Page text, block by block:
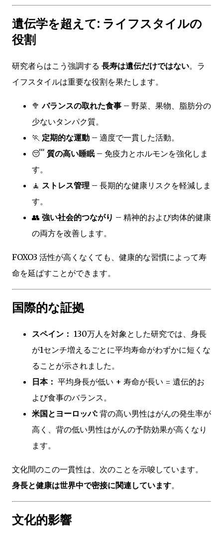
遺伝学を超えて: ライフスタイルの
役割
研究者らはこう強調する 長寿は遺伝だけではない。ラ
イフスタイルは重要な役割を果たします。
🥦バランスの取れた食事 – 野菜、果物、脂肪分の
少ないタンパク質。
🏃 定期的な運動 – 適度で一貫した活動。
😴 質の高い睡眠– 免疫力とホルモンを強化しま
す。
🧘 ストレス管理 – 長期的な健康リスクを軽減しま
す。
👥 強い社会的つながり – 精神的および肉体的健康
の両方を改善します。
FOXO3 活性が高くなくても、健康的な習慣によって寿
命を延ばすことができます。
国際的な証拠
スペイン： 130万人を対象とした研究では、身長
が1センチ増えるごとに平均寿命がわずかに短くな
ることが示されました。
日本： 平均身長が低い + 寿命が長い = 遺伝的お
よび食事のバランス。
米国とヨーロッパ: 背の高い男性はがんの発生率が
高く、背の低い男性はがんの予防効果が高くなり
ます。
文化間のこの一貫性は、次のことを示唆しています。
身長と健康は世界中で密接に関連しています。
文化的影響